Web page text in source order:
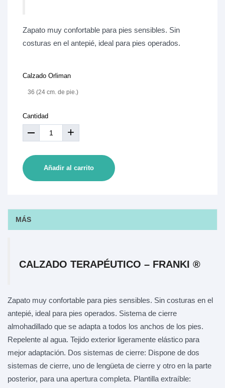
Zapato muy confortable para pies sensibles. Sin
costuras en el antepié, ideal para pies operados.
Calzado Orliman
36 (24 cm. de pie.)
Cantidad
+
Añadir al carrito
MÁS
CALZADO TERAPÉUTICO – FRANKI ®
Zapato muy confortable para pies sensibles. Sin costuras en el
antepié, ideal para pies operados. Sistema de cierre
almohadillado que se adapta a todos los anchos de los pies.
Repelente al agua. Tejido exterior ligeramente elástico para
mejor adaptación. Dos sistemas de cierre: Dispone de dos
sistemas de cierre, uno de lengüeta de cierre y otro en la parte
posterior, para una apertura completa. Plantilla extraíble: